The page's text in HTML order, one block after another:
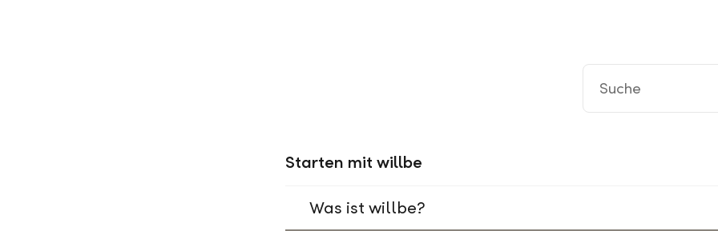
Starten mit willbe
Was ist willbe?